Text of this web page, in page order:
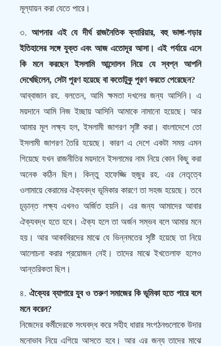
মূল্যায়ন করা যেতে পারে।
৩. আপনার এই যে দীর্ঘ রাজনৈতিক ক্যারিয়ার, বহু ভাঙ্গা-গড়ার
ইতিহাসের সঙ্গে যুক্ত এবং আজ এতোদূর আসা। এই পর্যায়ে এসে
কি মনে করছেন ইসলামি আন্দোলন নিয়ে যে স্বপ্ন আপনি
দেখেছিলেন, সেটা পূরণ হয়েছে বা কতোটুকু পূরণ করতে পেরেছেন?
আব্বাজান রহ. বলতেন, আমি ক্ষমতা দখলের জন্য আসিনি। এ
ময়দানে আমি নিজ ইচ্ছায় আসিনি আমাকে নামানো হয়েছে। আর
আমার মূল লক্ষ্য হল, ইসলামী জাগরণ সৃষ্টি করা। বাংলাদেশে তো
ইসলামী জাগরণ তৈরি হয়েছে। কারণ এ দেশে একটা সময় এমন
গিয়েছে যখন রাজনীতির ময়দানে ইসলামের নাম নিয়ে কোন কিছু করা
অনেক কঠিন ছিল। কিন্তু হাফেজ্জি হুজুর রহ. এর নেতৃত্বে
ওলামায়ে কেরামের ঐক্যবদ্ধ ভূমিকার কারণে তা সহজ হয়েছে। তবে
চূড়ান্ত লক্ষ্য এখনও অর্জিত হয়নি। এর জন্য আমাদের আবার
ঐক্যবদ্ধ হতে হবে। ঐক্য হলে তা অর্জন সম্ভব বলে আমার মনে
হয়। আর আকাবিরদের মাঝে যে ভিন্নমতের সৃষ্টি হয়েছে তা নিয়ে
আলোচনা করার প্রয়োজন নেই। তাদের মাঝে ইখতেলাফ হলেও
আন্তরিকতা ছিল।
৪.ঐক্যের ব্যাপারে যুব ও তরুণ সমাজের কি ভূমিকা হতে পারে বলে
মনে করেন?
নিজেদের কর্মীদেরকে সংঘবদ্ধ করে সহীহ ধারার সংগঠনগুলোকে উদার
মনোভাব নিয়ে এগিয়ে আসতে হবে। আর এর জন্য তাদের মাঝে